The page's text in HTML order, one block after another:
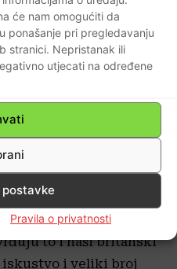
će nam omogućiti da
ponašanje pri pregledavanju
stranici. Nepristanak ili
utjecati na određene
Pravila o privatnosti
i neka druga patološka
Bitno je
iHALMED vode brigu
evaluira i prijavljuje
da je AstraZenecinim
268 milijuna ljudiu
odstupanje ili
smrti koji su u
to i naši britanski
i veliki broj